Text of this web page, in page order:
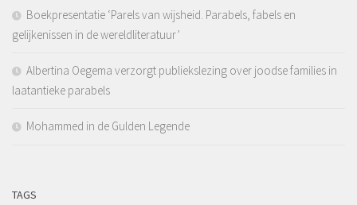
Boekpresentatie ‘Parels van wijsheid. Parabels, fabels en
gelijkenissen in de wereldliteratuur’
Albertina Oegema verzorgt publiekslezing over joodse families in
laatantieke parabels
Mohammed in de Gulden Legende
TAGS